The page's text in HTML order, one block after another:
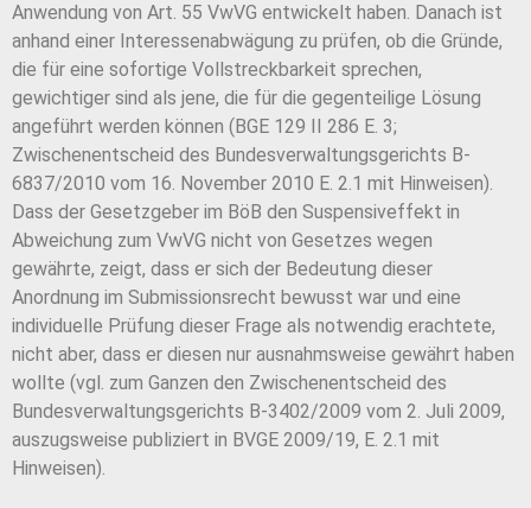
Anwendung von Art. 55 VwVG entwickelt haben. Danach ist
anhand einer Interessenabwägung zu prüfen, ob die Gründe,
die für eine sofortige Vollstreckbarkeit sprechen,
gewichtiger sind als jene, die für die gegenteilige Lösung
angeführt werden können (BGE 129 II 286 E. 3;
Zwischenentscheid des Bundesverwaltungsgerichts B-
6837/2010 vom 16. November 2010 E. 2.1 mit Hinweisen).
Dass der Gesetzgeber im BöB den Suspensiveffekt in
Abweichung zum VwVG nicht von Gesetzes wegen
gewährte, zeigt, dass er sich der Bedeutung dieser
Anordnung im Submissionsrecht bewusst war und eine
individuelle Prüfung dieser Frage als notwendig erachtete,
nicht aber, dass er diesen nur ausnahmsweise gewährt haben
wollte (vgl. zum Ganzen den Zwischenentscheid des
Bundesverwaltungsgerichts B-3402/2009 vom 2. Juli 2009,
auszugsweise publiziert in BVGE 2009/19, E. 2.1 mit
Hinweisen).